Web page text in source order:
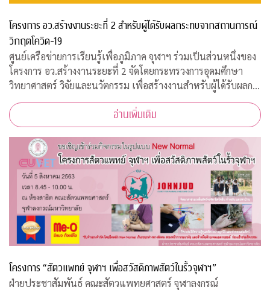
โครงการ อว.สร้างงานระยะที่ 2 สำหรับผู้ได้รับผลกระทบจากสถานการณ์
วิกฤตโควิด-19
ศูนย์เครือข่ายการเรียนรู้เพื่อภูมิภาค จุฬาฯ ร่วมเป็นส่วนหนึ่งของ
โครงการ อว.สร้างงานระยะที่ 2 จัดโดยกระทรวงการอุดมศึกษา
วิทยาศาสตร์ วิจัยและนวัตกรรม เพื่อสร้างงานสำหรับผู้ได้รับผลก
ระทบจากสถานการณ์วิกฤตโควิด-19 เปิดรับสมัครประชาชนทั่วไป
จำนวน 200 อัตรา
อ่านเพิ่มเติม
โครงการ “สัตวแพทย์ จุฬาฯ เพื่อสวัสดิภาพสัตว์ในรั้วจุฬาฯ”
ฝ่ายประชาสัมพันธ์ คณะสัตวแพทยศาสตร์ จุฬาลงกรณ์